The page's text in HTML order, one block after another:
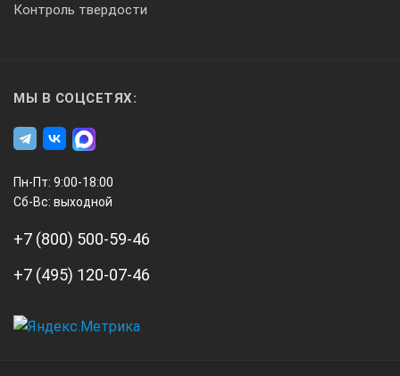
Контроль твердости
МЫ В СОЦСЕТЯХ:
Пн-Пт: 9:00-18:00
Сб-Вс: выходной
+7 (800) 500-59-46
+7 (495) 120-07-46